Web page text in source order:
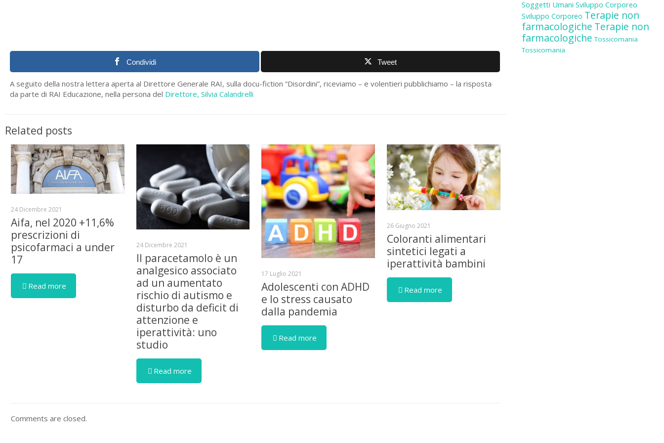
Condividi Tweet
A seguito della nostra lettera aperta al Direttore Generale RAI, sulla docu-fiction “Disordini”, riceviamo – e volentieri pubblichiamo – la risposta
da parte di RAI Educazione, nella persona del Direttore, Silvia Calandrelli
Related posts
24 Dicembre 2021
Aifa, nel 2020 +11,6%
prescrizioni di
psicofarmaci a under
17
Read more
24 Dicembre 2021
Il paracetamolo è un
analgesico associato
ad un aumentato
rischio di autismo e
disturbo da deficit di
attenzione e
iperattività: uno
studio
Read more
17 Luglio 2021
Adolescenti con ADHD
e lo stress causato
dalla pandemia
Read more
26 Giugno 2021
Coloranti alimentari
sintetici legati a
iperattività bambini
Read more
Comments are closed.
Soggetti Umani Sviluppo Corporeo
Sviluppo Corporeo Terapie non
farmacologiche Terapie non
farmacologiche Tossicomania
Tossicomania